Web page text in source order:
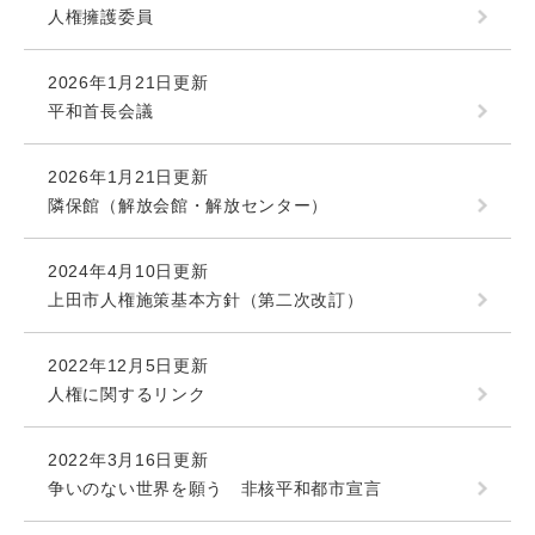
人権擁護委員
2026年1月21日更新
平和首長会議
2026年1月21日更新
隣保館（解放会館・解放センター）
2024年4月10日更新
上田市人権施策基本方針（第二次改訂）
2022年12月5日更新
人権に関するリンク
2022年3月16日更新
争いのない世界を願う 非核平和都市宣言